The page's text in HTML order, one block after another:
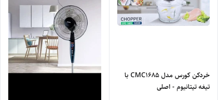
خردکن کورس مدل CMC1685 با
تیغه تیتانیوم - اصلی